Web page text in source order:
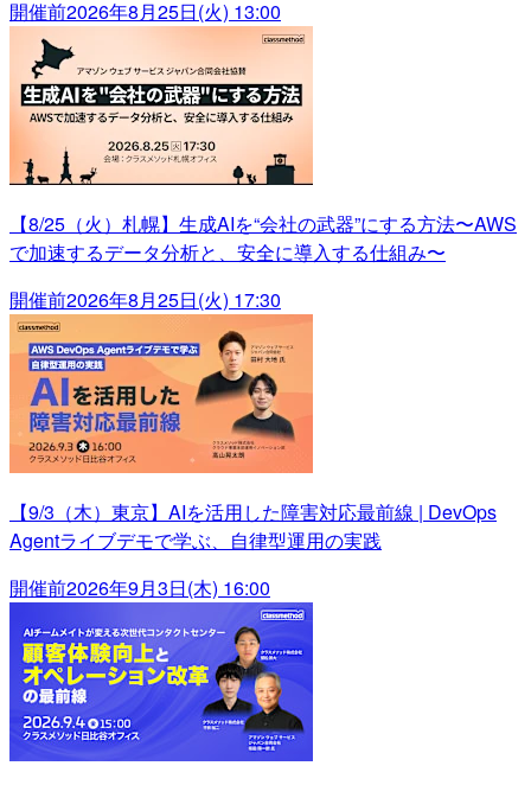
開催前2026年8月25日(火) 13:00
【8/25（火）札幌】生成AIを“会社の武器”にする方法〜AWS
で加速するデータ分析と、安全に導入する仕組み〜
開催前2026年8月25日(火) 17:30
【9/3（木）東京】AIを活用した障害対応最前線 | DevOps
Agentライブデモで学ぶ、自律型運用の実践
開催前2026年9月3日(木) 16:00